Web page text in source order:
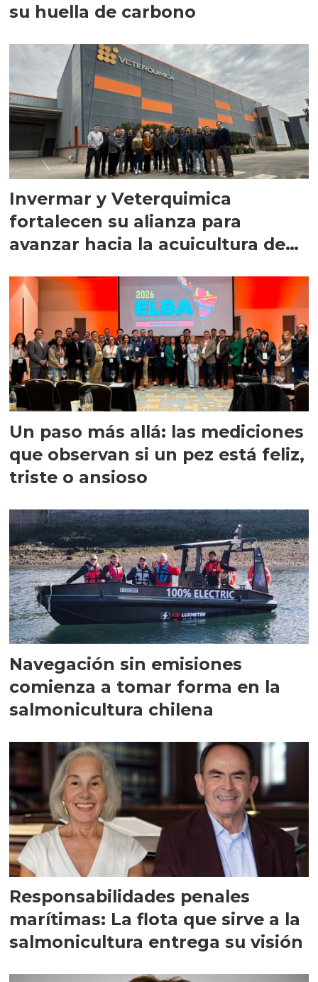
su huella de carbono
Invermar y Veterquimica
fortalecen su alianza para
avanzar hacia la acuicultura de
Un paso más allá: las mediciones
que observan si un pez está feliz,
triste o ansioso
Navegación sin emisiones
comienza a tomar forma en la
salmonicultura chilena
Responsabilidades penales
marítimas: La flota que sirve a la
salmonicultura entrega su visión